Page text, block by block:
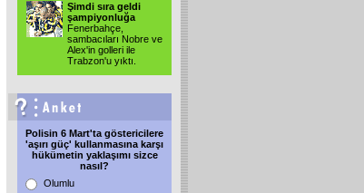
Şimdi sıra geldi
şampiyonluğa
Fenerbahçe,
sambacıları Nobre ve
Alex'in golleri ile
Trabzon'u yıktı.
Polisin 6 Mart'ta göstericilere
'aşırı güç' kullanmasına karşı
hükümetin yaklaşımı sizce
nasıl?
Olumlu